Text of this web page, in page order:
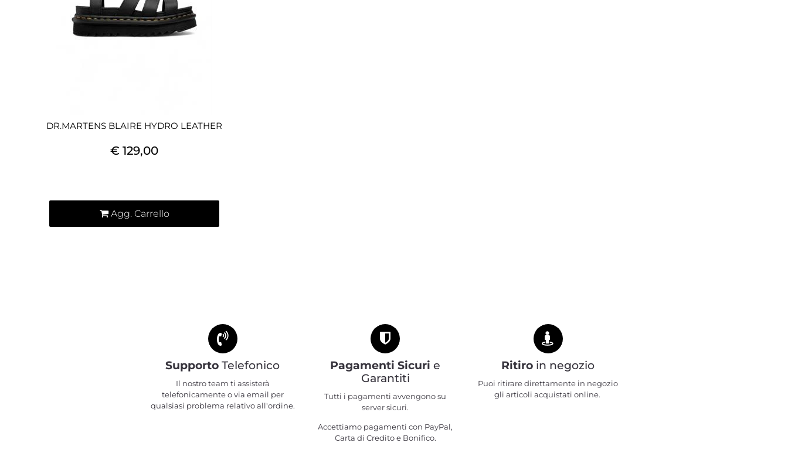
DR.MARTENS BLAIRE HYDRO LEATHER
€ 129,00
Agg. Carrello
Supporto Telefonico
Il nostro team ti assisterà
telefonicamente o via email per
qualsiasi problema relativo all'ordine.
Pagamenti Sicuri e
Garantiti
Tutti i pagamenti avvengono su
server sicuri.
Accettiamo pagamenti con PayPal,
Carta di Credito e Bonifico.
Ritiro in negozio
Puoi ritirare direttamente in negozio
gli articoli acquistati online.